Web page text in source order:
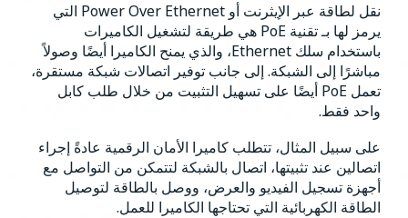
نقل لطاقة عبر الإيثرنت أو Power Over Ethernet التي
يرمز لها بـ تقنية PoE هي طريقة لتشغيل الكاميرات
باستخدام سلك Ethernet، والذي يمنح الكاميرا أيضًا وصولاً
مباشرًا إلى الشبكة. إلى جانب توفير اتصالات شبكة مستقرة،
تعمل PoE أيضًا على تسهيل التثبيت من خلال طلب كابل
واحد فقط.
على سبيل المثال، تتطلب كاميرا الأمان الرقمية عادةً إجراء
اتصالين عند تثبيتها، اتصال بالشبكة لتتمكن من التواصل مع
أجهزة تسجيل الفيديو والعرض، ووصل بالطاقة لتوصيل
الطاقة الكهربائية التي تحتاجها الكاميرا للعمل.